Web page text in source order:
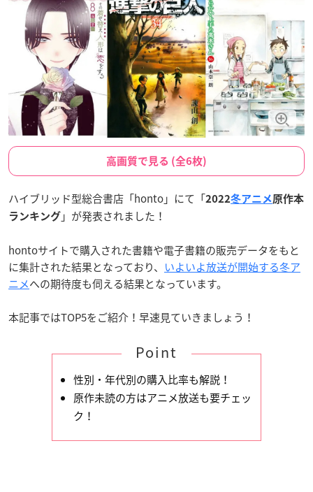
高画質で見る (全6枚)
ハイブリッド型総合書店「honto」にて「2022冬アニメ原作本
ランキング 」が発表されました！
hontoサイトで購入された書籍や電子書籍の販売データをもと
に集計された結果となっており、 いよいよ放送が開始する冬ア
ニメへの期待度も伺える結果となっています。
本記事ではTOP5をご紹介！早速見ていきましょう！
Point
性別・年代別の購入比率も解説！
原作未読の方はアニメ放送も要チェッ
ク！